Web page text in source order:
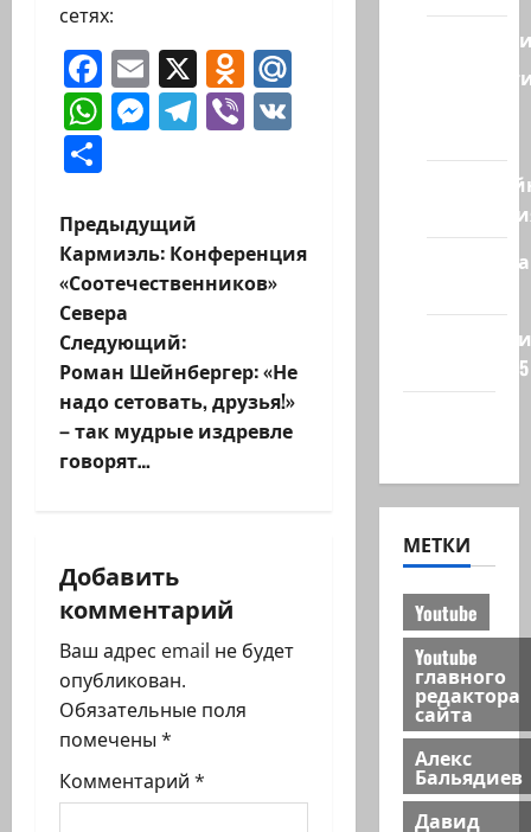
сетях:
Facebook
Email
X Odnoklassniki
WhatsApp
Messenger
Telegram
Viber
Н
а
в
и
г
а
и
я
з
а
п
Предыдущий
Кармиэль: Конференция
«Соотечественников»
Севера
Следующий:
Роман Шейнбергер: «Не
надо сетовать, друзья!»
– так мудрые издревле
говорят…
Добавить
комментарий
Ваш адрес email не будет
опубликован.
Обязательные поля
помечены *
Комментарий *
Полемика
сайта 2025
МЕТКИ
Youtube
Youtube
главного
редактора
сайта
Алекс
Бальядиев
Давид